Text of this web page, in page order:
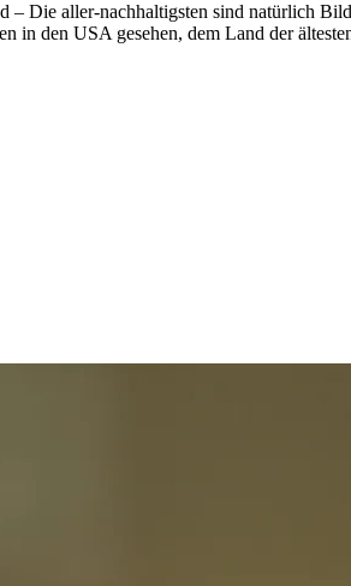
Die aller-nachhaltigsten sind natürlich
in den USA gesehen, dem Land der